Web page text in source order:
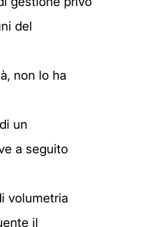
del
non lo ha
un
a seguito
volumetria
il